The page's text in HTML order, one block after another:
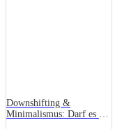
Downshifting &
Minimalismus: Darf es ein